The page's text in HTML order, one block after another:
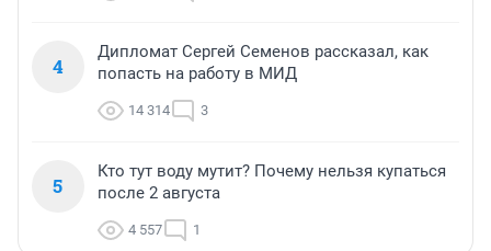
4
Дипломат Сергей Семенов рассказал, как
попасть на работу в МИД
14 314 3
5
Кто тут воду мутит? Почему нельзя купаться
после 2 августа
4 557 1